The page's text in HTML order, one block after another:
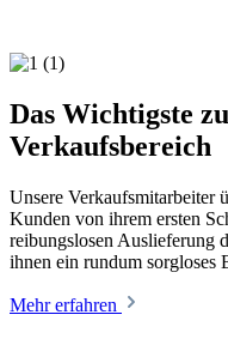
Das Wichtigste
Verkaufsbereich
Unsere Verkaufsmitarbeiter
Kunden von ihrem ersten
reibungslosen Auslieferung
ihnen ein rundum sorgloses
Mehr erfahren